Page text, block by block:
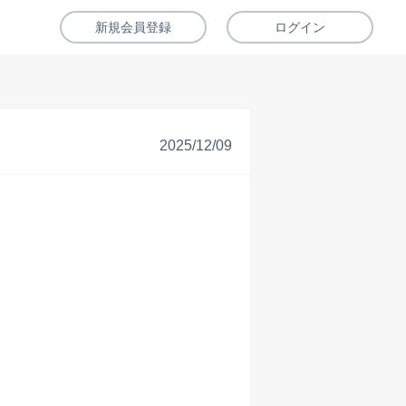
新規会員登録 ログイン
2025/12/09